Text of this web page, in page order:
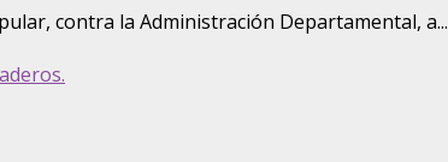
contra la Administración Departamental, a...